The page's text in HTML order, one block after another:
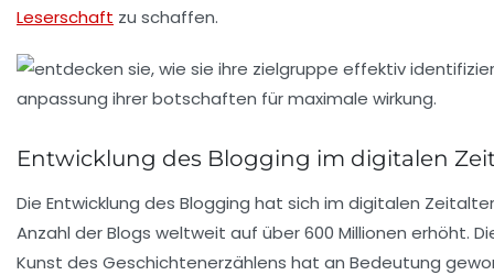
Leserschaft zu schaffen.
Entwicklung des Blogging im digitalen
Die Entwicklung des Blogging hat sich im digitalen
Anzahl der Blogs weltweit auf über600 Millionen erhöht.
Kunst des Geschichtenerzählens hat an Bedeutung